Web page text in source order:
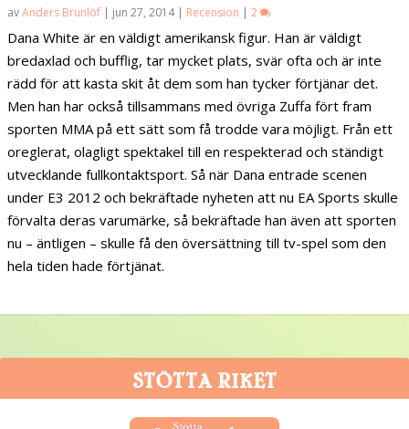
avAnders Brunlöf | jun 27, 2014| Recension | 2
Dana White är en väldigt amerikansk figur. Han är väldigt
bredaxlad och bufflig, tar mycket plats, svär ofta och är inte
rädd för att kasta skit åt dem som han tycker förtjänar det.
Men han har också tillsammans med övriga Zuffa fört fram
sporten MMA på ett sätt som få trodde vara möjligt. Från ett
oreglerat, olagligt spektakel till en respekterad och ständigt
utvecklande fullkontaktsport. Så när Dana entrade scenen
under E3 2012 och bekräftade nyheten att nu EA Sports skulle
förvalta deras varumärke, så bekräftade han även att sporten
nu – äntligen – skulle få den översättning till tv-spel som den
hela tiden hade förtjänat.
STÖTTA RIKET